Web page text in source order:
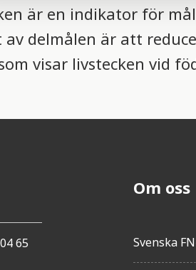
är en indikator för
av delmålen är att
visar livstecken vid
65
Om oss
Svenska